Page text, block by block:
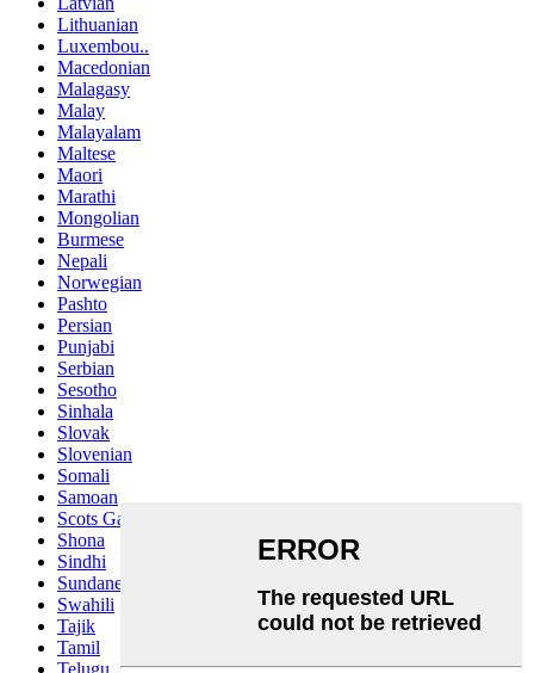
Lithuanian
Luxembou..
Macedonian
Malagasy
Malay
Malayalam
Maltese
Maori
Marathi
Mongolian
Burmese
Nepali
Norwegian
Pashto
Persian
Punjabi
Serbian
Sesotho
Sinhala
Slovak
Slovenian
Somali
Samoan
Scots Gaelic
Shona
Sindhi
Sundanese
Swahili
Tajik
Tamil